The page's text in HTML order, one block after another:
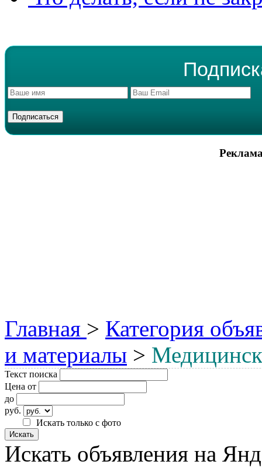
Главная > Категория
и материалы >
Текст поиска
Цена от
до
руб.
Искать только с фото
Искать объявления на